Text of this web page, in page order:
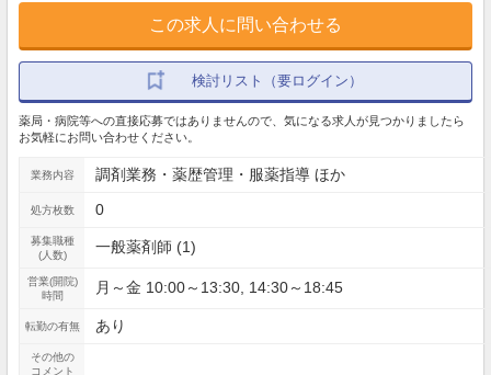
この求人に問い合わせる
検討リスト（要ログイン）
薬局・病院等への直接応募ではありませんので、気になる求人が見つかりましたら
お気軽にお問い合わせください。
業務内容 調剤業務・薬歴管理・服薬指導 ほか
処方枚数 0
募集職種
(人数)
一般薬剤師 (1)
営業(開院)
時間
月～金 10:00～13:30, 14:30～18:45
転勤の有無 あり
その他の
コメント